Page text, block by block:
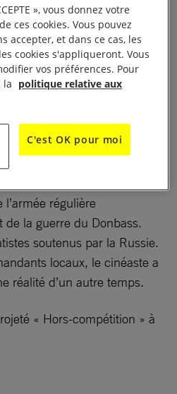
dans des bunkers
et le froid qui
– qui n’est pas sans
mondiale – est celle du
», signé Loup Bureau.
régulière
la guerre du Donbass.
soutenus par la Russie.
locaux, le cinéaste a
réalité d’un autre temps.
« Hors-compétition » à
», vous donnez votre
ces cookies. Vous pouvez
accepter, et dans ce cas, les
cookies s'appliqueront. Vous
vos préférences. Pour
la politique relative aux
C'est OK pour moi